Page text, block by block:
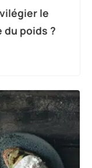
le
du poids ?